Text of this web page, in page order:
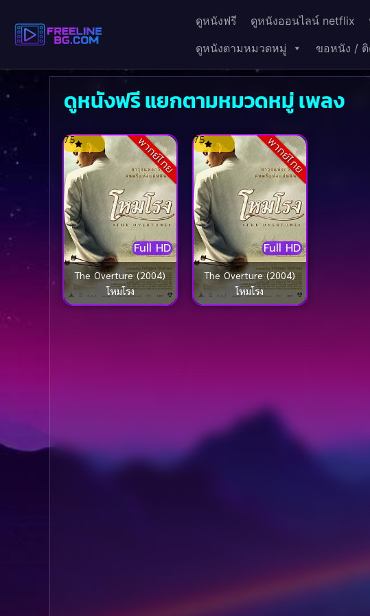
ดูหนังฟรี ดูหนังออนไลน์ netflix
ดูหนังตามหมวดหมู่
ขอหนัง / ติ
ดูหนังฟรี แยกตามหมวดหมู่ เพลง
พากย์ไทย
Full HD
7.5
The Overture (2004)
โหมโรง
พากย์ไทย
Full HD
7.5
The Overture (2004)
โหมโรง